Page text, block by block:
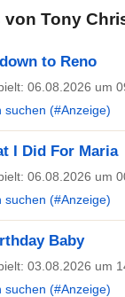
von Tony
to Reno
06.08.2026 um
suchen (#Anzeige)
I Did For Maria
06.08.2026 um
suchen (#Anzeige)
Baby
03.08.2026 um
suchen (#Anzeige)